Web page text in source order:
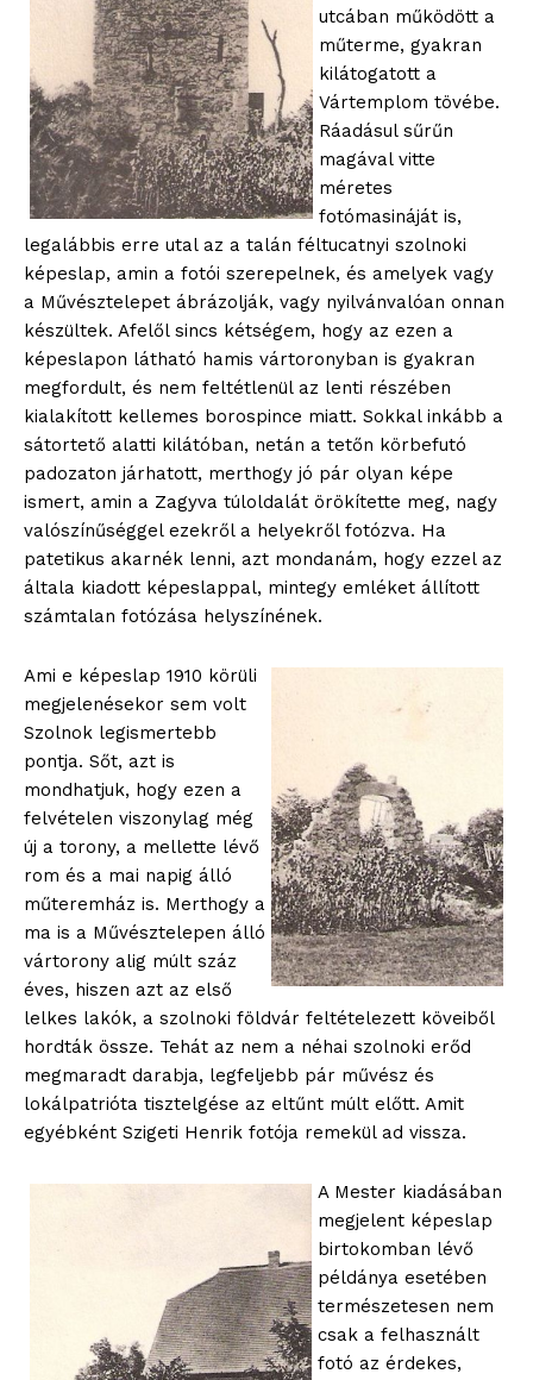
utcában működött a
műterme, gyakran
kilátogatott a
Vártemplom tövébe.
Ráadásul sűrűn
magával vitte
méretes
fotómasináját is,
legalábbis erre utal az a talán féltucatnyi szolnoki
képeslap, amin a fotói szerepelnek, és amelyek vagy
a Művésztelepet ábrázolják, vagy nyilvánvalóan onnan
készültek. Afelől sincs kétségem, hogy az ezen a
képeslapon látható hamis vártoronyban is gyakran
megfordult, és nem feltétlenül az lenti részében
kialakított kellemes borospince miatt. Sokkal inkább a
sátortető alatti kilátóban, netán a tetőn körbefutó
padozaton járhatott, merthogy jó pár olyan képe
ismert, amin a Zagyva túloldalát örökítette meg, nagy
valószínűséggel ezekről a helyekről fotózva. Ha
patetikus akarnék lenni, azt mondanám, hogy ezzel az
általa kiadott képeslappal, mintegy emléket állított
számtalan fotózása helyszínének.
Ami e képeslap 1910 körüli
megjelenésekor sem volt
Szolnok legismertebb
pontja. Sőt, azt is
mondhatjuk, hogy ezen a
felvételen viszonylag még
új a torony, a mellette lévő
rom és a mai napig álló
műteremház is. Merthogy a
ma is a Művésztelepen álló
vártorony alig múlt száz
éves, hiszen azt az első
lelkes lakók, a szolnoki földvár feltételezett köveiből
hordták össze. Tehát az nem a néhai szolnoki erőd
megmaradt darabja, legfeljebb pár művész és
lokálpatrióta tisztelgése az eltűnt múlt előtt. Amit
egyébként Szigeti Henrik fotója remekül ad vissza.
A Mester kiadásában
megjelent képeslap
birtokomban lévő
példánya esetében
természetesen nem
csak a felhasznált
fotó az érdekes,